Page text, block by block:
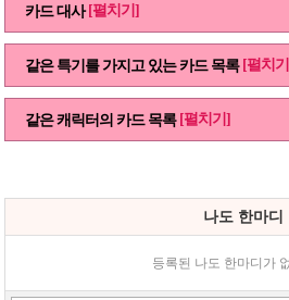
카드 대사 [펼치기]
같은 특기를 가지고 있는 카드 목록 [펼치
같은 캐릭터의 카드 목록 [펼치기]
나도 한마디
등록된 나도 한마디가